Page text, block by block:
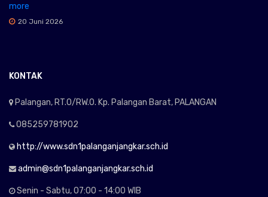
more
20 Juni 2026
KONTAK
Palangan, RT.0/RW.0. Kp. Palangan Barat, PALANGAN
085259781902
http://www.sdn1palanganjangkar.sch.id
admin@sdn1palanganjangkar.sch.id
Senin - Sabtu, 07:00 - 14:00 WIB